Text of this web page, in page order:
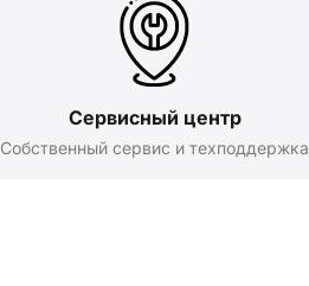
Сервисный центр
Собственный сервис и техподдержка